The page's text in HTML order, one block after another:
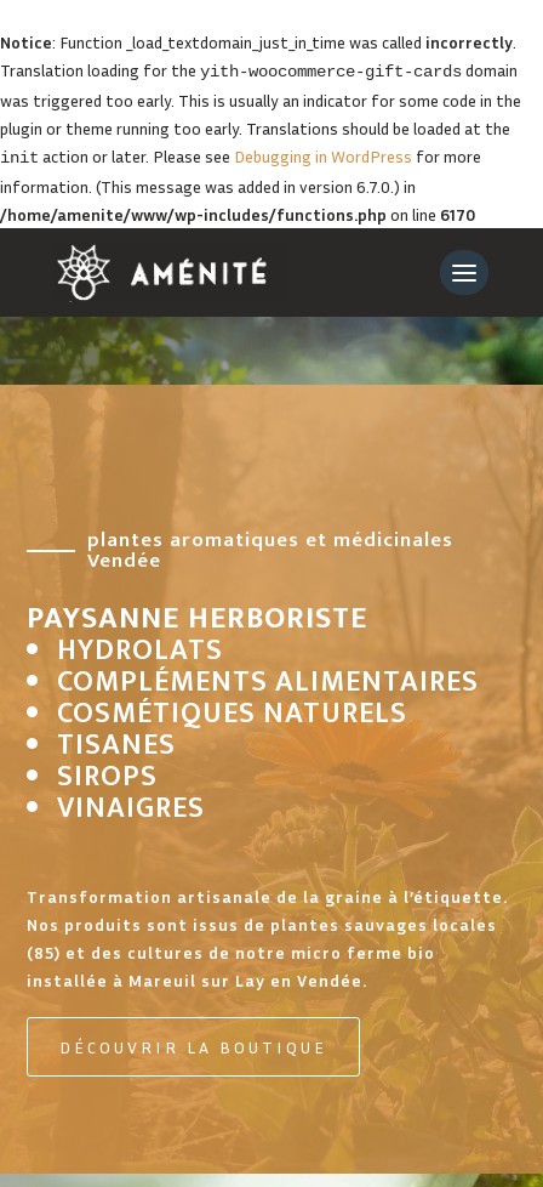
Notice: Function _load_textdomain_just_in_time was called incorrectly
Translation loading for the yith-woocommerce-gift-cardsdomain
was triggered too early. This is usually an indicator for some code in the
plugin or theme running too early. Translations should be loaded at the
init action or later. Please see Debugging in WordPress for more
information. (This message was added in version 6.7.0.) in
/home/amenite/www/wp-includes/functions.php on line 6170
plantes aromatiques et médicinales
Vendée
PAYSANNE HERBORISTE
HYDROLATS
COMPLÉMENTS ALIMENTAIRES
COSMÉTIQUES NATURELS
TISANES
SIROPS
VINAIGRES
Transformation artisanale de la graine à l’étiquette.
Nos produits sont issus de plantes sauvages locales
(85) et des cultures de notre micro ferme bio
installée à Mareuil sur Lay en Vendée.
DÉCOUVRIR LA BOUTIQUE